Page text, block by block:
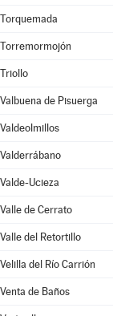
Torquemada
Torremormojón
Triollo
Valbuena de Pisuerga
Valdeolmillos
Valderrábano
Valde-Ucieza
Valle de Cerrato
Valle del Retortillo
Velilla del Río Carrión
Venta de Baños